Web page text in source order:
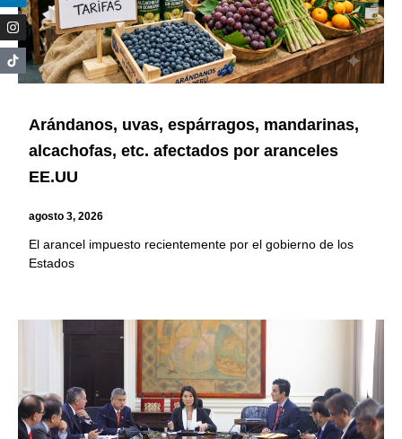
Arándanos, uvas, espárragos, mandarinas,
alcachofas, etc. afectados por aranceles
EE.UU
agosto 3, 2026
El arancel impuesto recientemente por el gobierno de los
Estados